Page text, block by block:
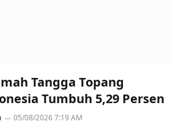
Tangga Topang
Tumbuh 5,29 Persen
05/08/2026 7:19 AM